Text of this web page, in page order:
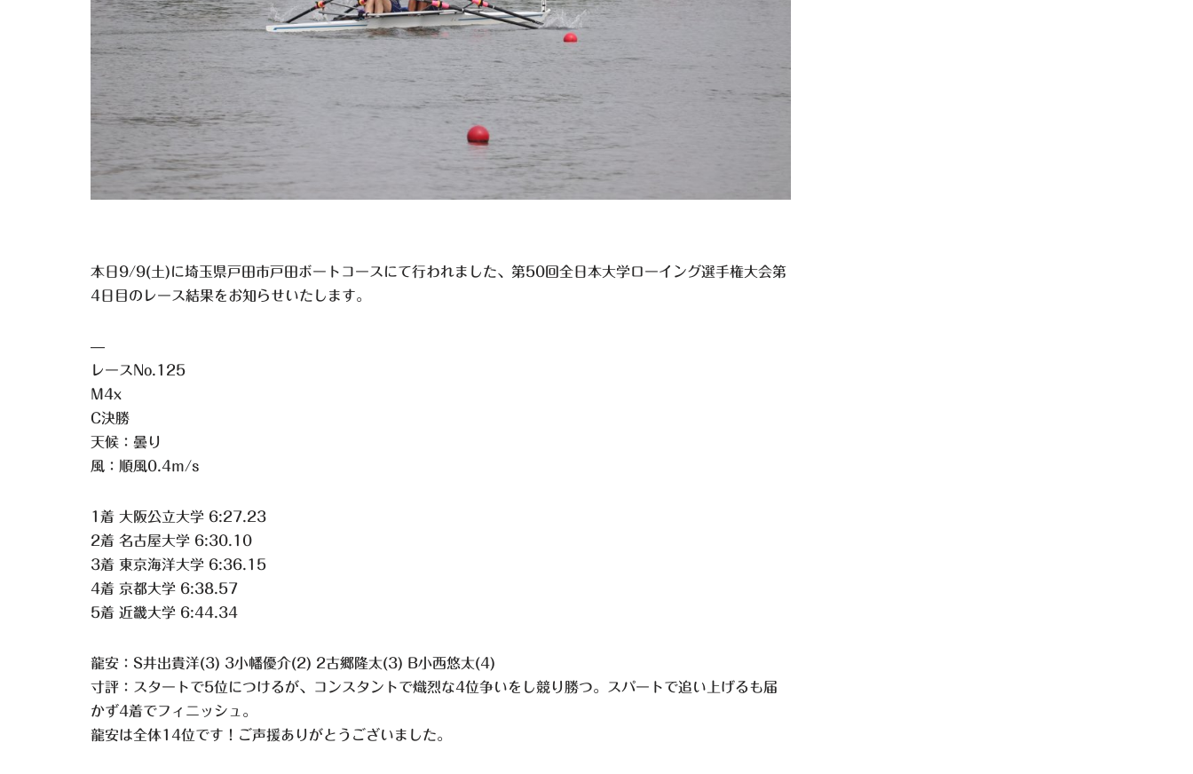
本日9/9(土)に埼玉県戸田市戸田ボートコースにて行われました、第50回全日本大学ローイング選手権大会第
4日目のレース結果をお知らせいたします。
—
レースNo.125
M4x
C決勝
天候：曇り
風：順風0.4m/s
1着 大阪公立大学 6:27.23
2着 名古屋大学 6:30.10
3着 東京海洋大学 6:36.15
4着 京都大学 6:38.57
5着 近畿大学 6:44.34
龍安：S井出貴洋(3) 3小幡優介(2) 2古郷隆太(3) B小西悠太(4)
寸評：スタートで5位につけるが、コンスタントで熾烈な4位争いをし競り勝つ。スパートで追い上げるも届
かず4着でフィニッシュ。
龍安は全体14位です！ご声援ありがとうございました。